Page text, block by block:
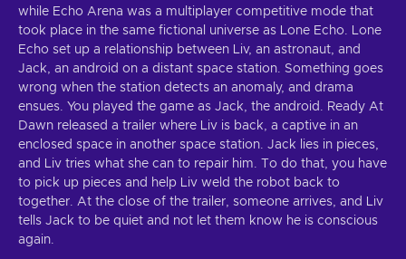
while Echo Arena was a multiplayer competitive mode that
took place in the same fictional universe as Lone Echo. Lone
Echo set up a relationship between Liv, an astronaut, and
Jack, an android on a distant space station. Something goes
wrong when the station detects an anomaly, and drama
ensues. You played the game as Jack, the android. Ready At
Dawn released a trailer where Liv is back, a captive in an
enclosed space in another space station. Jack lies in pieces,
and Liv tries what she can to repair him. To do that, you have
to pick up pieces and help Liv weld the robot back to
together. At the close of the trailer, someone arrives, and Liv
tells Jack to be quiet and not let them know he is conscious
again.